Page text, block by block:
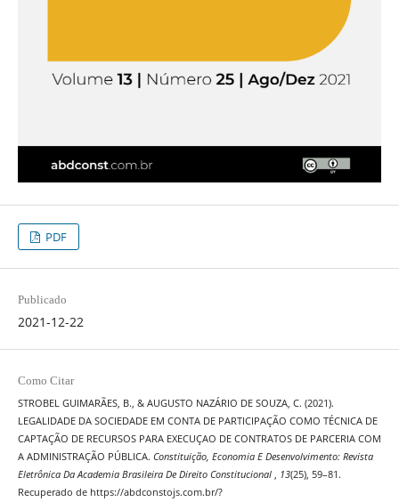
PDF
Publicado
2021-12-22
Como Citar
STROBEL GUIMARÃES, B., & AUGUSTO NAZÁRIO DE SOUZA, C. (2021).
LEGALIDADE DA SOCIEDADE EM CONTA DE PARTICIPAÇÃO COMO TÉCNICA DE
CAPTAÇÃO DE RECURSOS PARA EXECUÇAO DE CONTRATOS DE PARCERIA COM
A ADMINISTRAÇÃO PÚBLICA. Constituição, Economia E Desenvolvimento: Revista
Eletrônica Da Academia Brasileira De Direito Constitucional , 13(25), 59–81.
Recuperado de https://abdconstojs.com.br/?